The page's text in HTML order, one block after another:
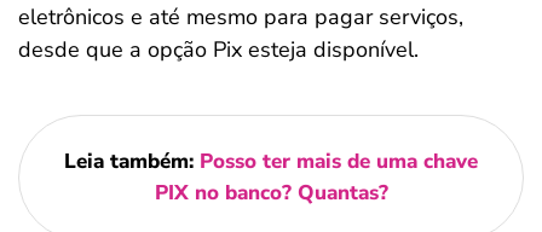
eletrônicos e até mesmo para pagar serviços,
desde que a opção Pix esteja disponível.
Leia também: Posso ter mais de uma chave
PIX no banco? Quantas?